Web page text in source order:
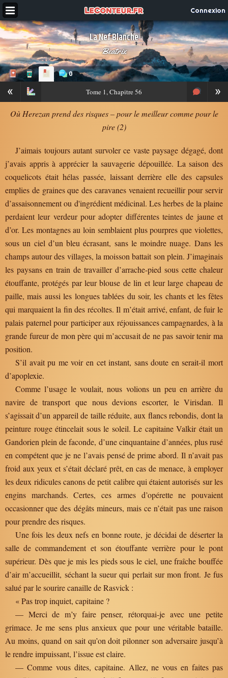
Connexion
La Nef Blanche
Beatrix
0
« »
Tome 1, Chapitre 56
Où Herezan prend des risques – pour le meilleur comme pour le
pire (2)
J’aimais toujours autant survoler ce vaste paysage dégagé, dont
j’avais appris à apprécier la sauvagerie dépouillée. La saison des
coquelicots était hélas passée, laissant derrière elle des capsules
emplies de graines que des caravanes venaient recueillir pour servir
d’assaisonnement ou d'ingrédient médicinal. Les herbes de la plaine
perdaient leur verdeur pour adopter différentes teintes de jaune et
d’or. Les montagnes au loin semblaient plus pourpres que violettes,
sous un ciel d’un bleu écrasant, sans le moindre nuage. Dans les
champs autour des villages, la moisson battait son plein. J’imaginais
les paysans en train de travailler d’arrache-pied sous cette chaleur
étouffante, protégés par leur blouse de lin et leur large chapeau de
paille, mais aussi les longues tablées du soir, les chants et les fêtes
qui marquaient la fin des récoltes. Il m’était arrivé, enfant, de fuir le
palais paternel pour participer aux réjouissances campagnardes, à la
grande fureur de mon père qui m’accusait de ne pas savoir tenir ma
position.
S’il avait pu me voir en cet instant, sans doute en serait-il mort
d’apoplexie.
Comme l’usage le voulait, nous volions un peu en arrière du
navire de transport que nous devions escorter, le Virisdan. Il
s’agissait d’un appareil de taille réduite, aux flancs rebondis, dont la
peinture rouge étincelait sous le soleil. Le capitaine Valkir était un
Gandorien plein de faconde, d’une cinquantaine d’années, plus rusé
en compétent que je ne l’avais pensé de prime abord. Il n’avait pas
froid aux yeux et s’était déclaré prêt, en cas de menace, à employer
les deux ridicules canons de petit calibre qui étaient autorisés sur les
engins marchands. Certes, ces armes d’opérette ne pouvaient
occasionner que des dégâts mineurs, mais ce n’était pas une raison
pour prendre des risques.
Une fois les deux nefs en bonne route, je décidai de déserter la
salle de commandement et son étouffante verrière pour le pont
supérieur. Dès que je mis les pieds sous le ciel, une fraîche bouffée
d’air m’accueillit, séchant la sueur qui perlait sur mon front. Je fus
salué par le sourire canaille de Rasvick :
« Pas trop inquiet, capitaine ?
— Merci de m’y faire penser, rétorquai-je avec une petite
grimace. Je me sens plus anxieux que pour une véritable bataille.
Au moins, quand on sait qu’on doit pilonner son adversaire jusqu’à
le rendre impuissant, l’issue est claire.
— Comme vous dites, capitaine. Allez, ne vous en faites pas